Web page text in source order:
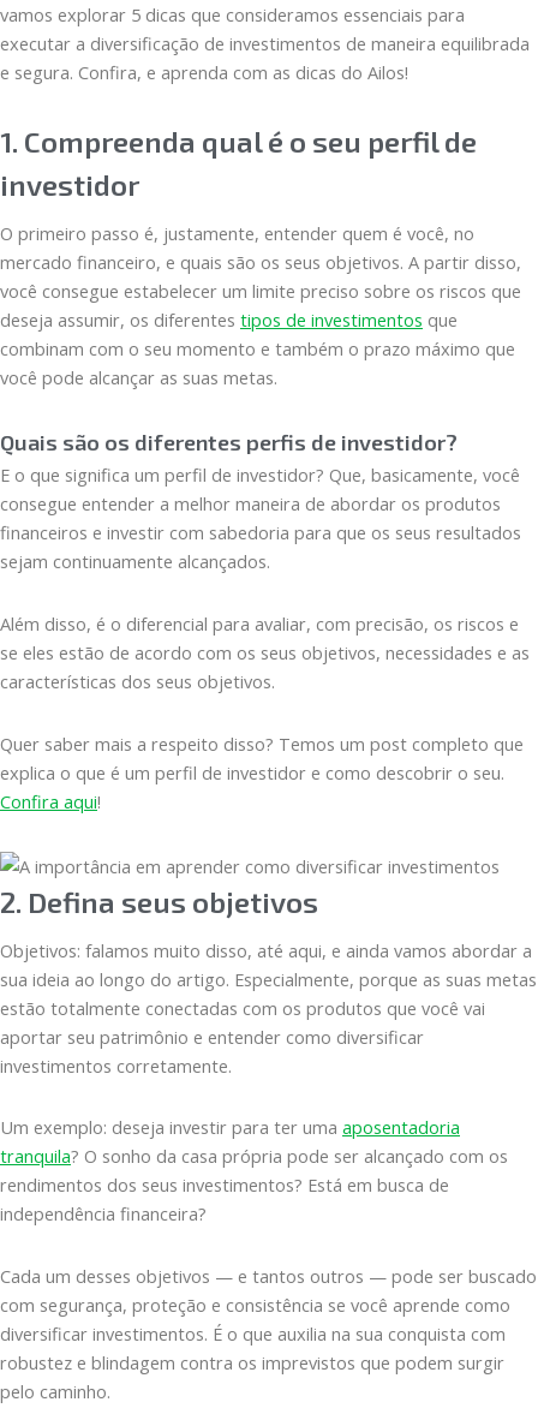
vamos explorar 5 dicas que consideramos essenciais para
executar a diversificação de investimentos de maneira equilibrada
e segura. Confira, e aprenda com as dicas do Ailos!
1. Compreenda qual é o seu perfil de
investidor
O primeiro passo é, justamente, entender quem é você, no
mercado financeiro, e quais são os seus objetivos. A partir disso,
você consegue estabelecer um limite preciso sobre os riscos que
deseja assumir, os diferentes tipos de investimentos que
combinam com o seu momento e também o prazo máximo que
você pode alcançar as suas metas.
Quais são os diferentes perfis de investidor?
E o que significa um perfil de investidor? Que, basicamente, você
consegue entender a melhor maneira de abordar os produtos
financeiros e investir com sabedoria para que os seus resultados
sejam continuamente alcançados.
Além disso, é o diferencial para avaliar, com precisão, os riscos e
se eles estão de acordo com os seus objetivos, necessidades e as
características dos seus objetivos.
Quer saber mais a respeito disso? Temos um post completo que
explica o que é um perfil de investidor e como descobrir o seu.
Confira aqui!
2. Defina seus objetivos
Objetivos: falamos muito disso, até aqui, e ainda vamos abordar a
sua ideia ao longo do artigo. Especialmente, porque as suas metas
estão totalmente conectadas com os produtos que você vai
aportar seu patrimônio e entender como diversificar
investimentos corretamente.
Um exemplo: deseja investir para ter uma aposentadoria
tranquila? O sonho da casa própria pode ser alcançado com os
rendimentos dos seus investimentos? Está em busca de
independência financeira?
Cada um desses objetivos — e tantos outros — pode ser buscado
com segurança, proteção e consistência se você aprende como
diversificar investimentos. É o que auxilia na sua conquista com
robustez e blindagem contra os imprevistos que podem surgir
pelo caminho.